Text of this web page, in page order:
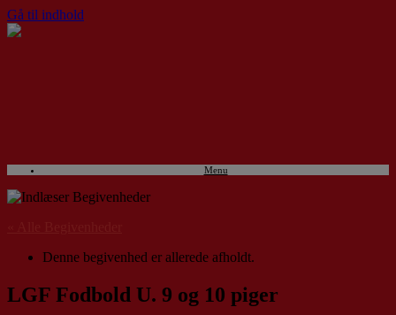
Gå til indhold
Menu
Denne begivenhed er allerede afholdt.
LGF Fodbold U. 9 og 10 piger